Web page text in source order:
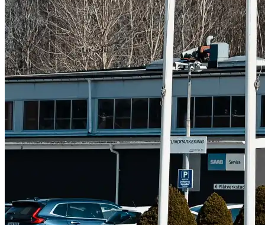
Suzuki
Fordonstyp
MopedbilPickupTransportbilPersonbil
Visa alla fordon